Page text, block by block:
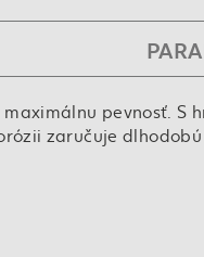
pevnosť. S
zaručuje